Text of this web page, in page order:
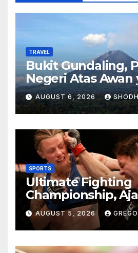
TRAVEL
Bukit Gundaling,
Negeri Atas Awan
Menyimpan
Berkesan
AUGUST 6, 2026
SPORTS
Ultimate Fighting
Championship,
Paling Bergengsi
AUGUST 5, 2026